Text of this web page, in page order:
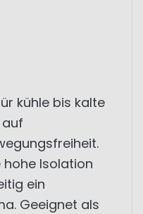
kühle bis kalte
Isolation
ein
Geeignet als